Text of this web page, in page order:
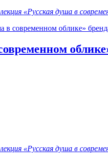
«Русская душа в
в современном облике»
«Русская душа в